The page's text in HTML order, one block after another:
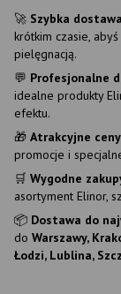
🚀 Szybka
krótkim czasie,
pielęgnacją.
💬 Profesjonalne
idealne produkty
efektu.
🎁 Atrakcyjne
promocje i
🛒 Wygodne
asortyment Elinor,
📦 Dostawa do
do Warszawy,
Łodzi, Lublina,